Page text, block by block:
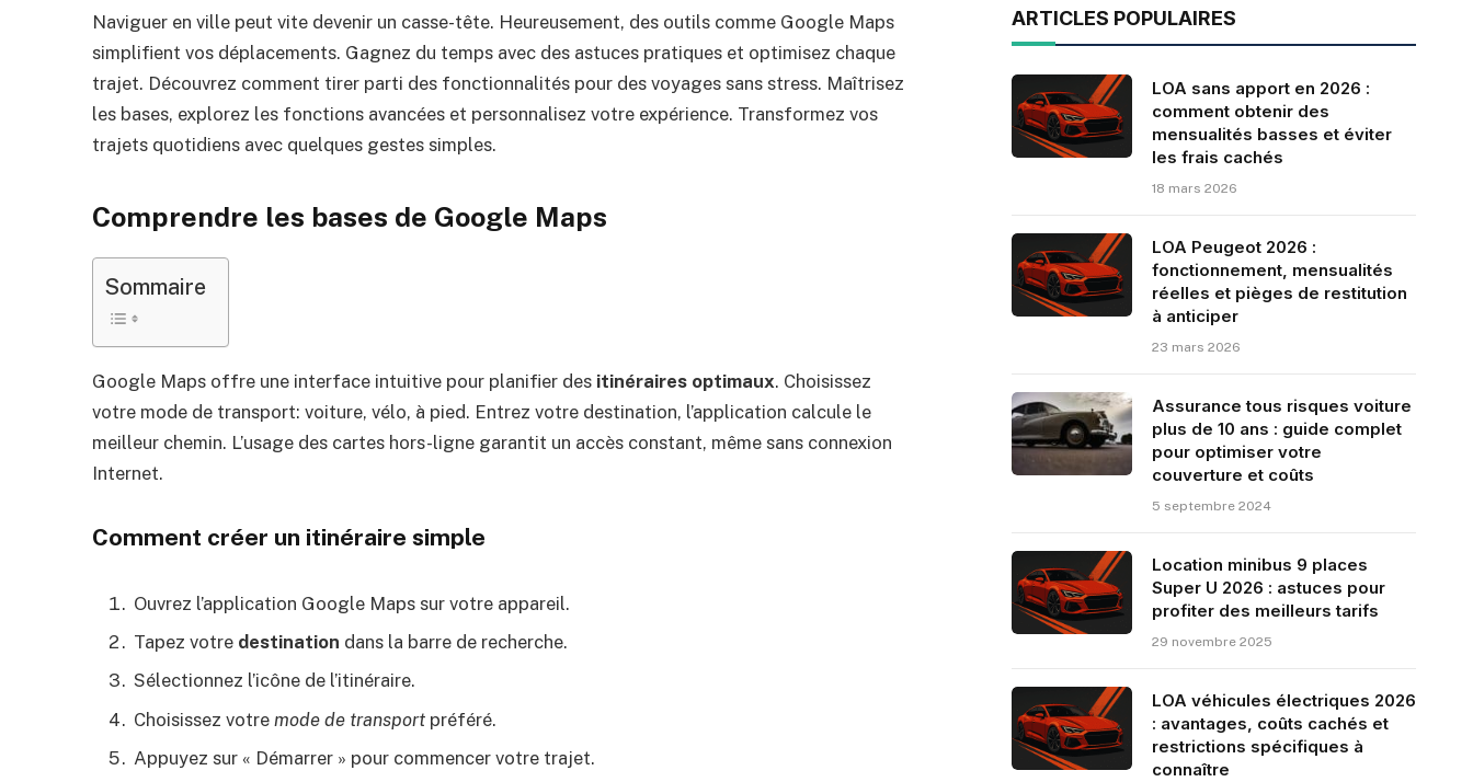
Naviguer en ville peut vite devenir un casse-tête. Heureusement, des outils comme Google Maps
simplifient vos déplacements. Gagnez du temps avec des astuces pratiques et optimisez chaque
trajet. Découvrez comment tirer parti des fonctionnalités pour des voyages sans stress. Maîtrisez
les bases, explorez les fonctions avancées et personnalisez votre expérience. Transformez vos
trajets quotidiens avec quelques gestes simples.
Comprendre les bases de Google Maps
Sommaire
Google Maps offre une interface intuitive pour planifier des itinéraires optimaux. Choisissez
votre mode de transport: voiture, vélo, à pied. Entrez votre destination, l’application calcule le
meilleur chemin. L’usage des cartes hors-ligne garantit un accès constant, même sans connexion
Internet.
Comment créer un itinéraire simple
Ouvrez l’application Google Maps sur votre appareil.
Tapez votre destination dans la barre de recherche.
Sélectionnez l’icône de l’itinéraire.
Choisissez votremode de transport préféré.
Appuyez sur « Démarrer » pour commencer votre trajet.
ARTICLES POPULAIRES
LOA sans apport en 2026 :
comment obtenir des
mensualités basses et éviter
les frais cachés
18 mars 2026
LOA Peugeot 2026 :
fonctionnement, mensualités
réelles et pièges de restitution
à anticiper
23 mars 2026
Assurance tous risques voiture
plus de 10 ans : guide complet
pour optimiser votre
couverture et coûts
5 septembre 2024
Location minibus 9 places
Super U 2026 : astuces pour
profiter des meilleurs tarifs
29 novembre 2025
LOA véhicules électriques 2026
: avantages, coûts cachés et
restrictions spécifiques à
connaître